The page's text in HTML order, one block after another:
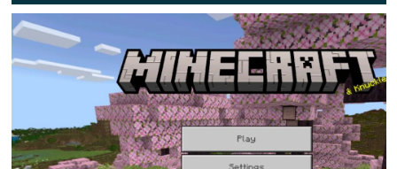
Detalhes da versão
Valor
Versão do
jogo
26.23.1